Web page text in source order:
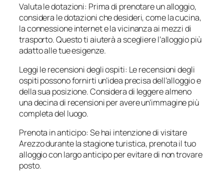
Valuta le dotazioni: Prima di prenotare un alloggio,
considera le dotazioni che desideri, come la cucina,
la connessione internet e la vicinanza ai mezzi di
trasporto. Questo ti aiuterà a scegliere l’alloggio più
adatto alle tue esigenze.
Leggi le recensioni degli ospiti: Le recensioni degli
ospiti possono fornirti un’idea precisa dell’alloggio e
della sua posizione. Considera di leggere almeno
una decina di recensioni per avere un’immagine più
completa del luogo.
Prenota in anticipo: Se hai intenzione di visitare
Arezzo durante la stagione turistica, prenota il tuo
alloggio con largo anticipo per evitare di non trovare
posto.